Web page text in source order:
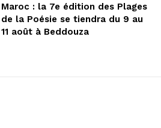
Maroc : la 7e édition des Plages
de la Poésie se tiendra du 9 au
11 août à Beddouza